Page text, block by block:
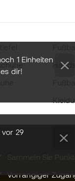
1 Einheiten
dir!
29
Sammeln Sie
Vorrangiger